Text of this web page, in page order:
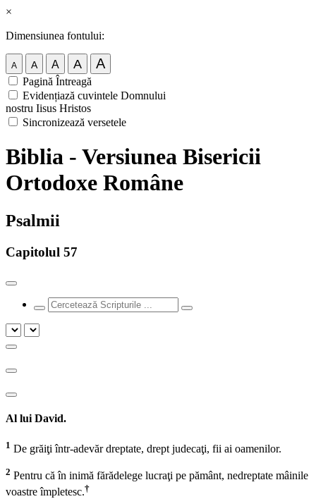
×
Dimensiunea fontului:
A A A A A
Pagină Întreagă
Evidențiază cuvintele Domnului
nostru Iisus Hristos
Sincronizează versetele
Biblia - Versiunea Bisericii
Ortodoxe Române
Psalmii
Capitolul 57
Al lui David.
1 De grăiţi într-adevăr dreptate, drept judecaţi, fii ai oamenilor.
2 Pentru că în inimă fărădelege lucraţi pe pământ, nedreptate mâinile
voastre împletesc.†